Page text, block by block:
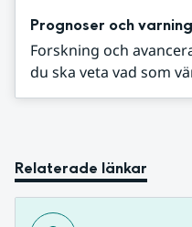
Prognoser och
Forskning och
du ska veta vad som
Relaterade länkar